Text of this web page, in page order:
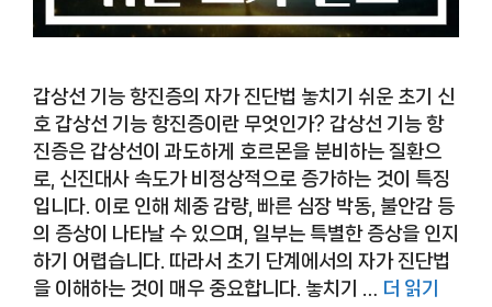
갑상선 기능 항진증의 자가 진단법 놓치기 쉬운 초기 신
호 갑상선 기능 항진증이란 무엇인가? 갑상선 기능 항
진증은 갑상선이 과도하게 호르몬을 분비하는 질환으
로, 신진대사 속도가 비정상적으로 증가하는 것이 특징
입니다. 이로 인해 체중 감량, 빠른 심장 박동, 불안감 등
의 증상이 나타날 수 있으며, 일부는 특별한 증상을 인지
하기 어렵습니다. 따라서 초기 단계에서의 자가 진단법
을 이해하는 것이 매우 중요합니다. 놓치기 …
더 읽기